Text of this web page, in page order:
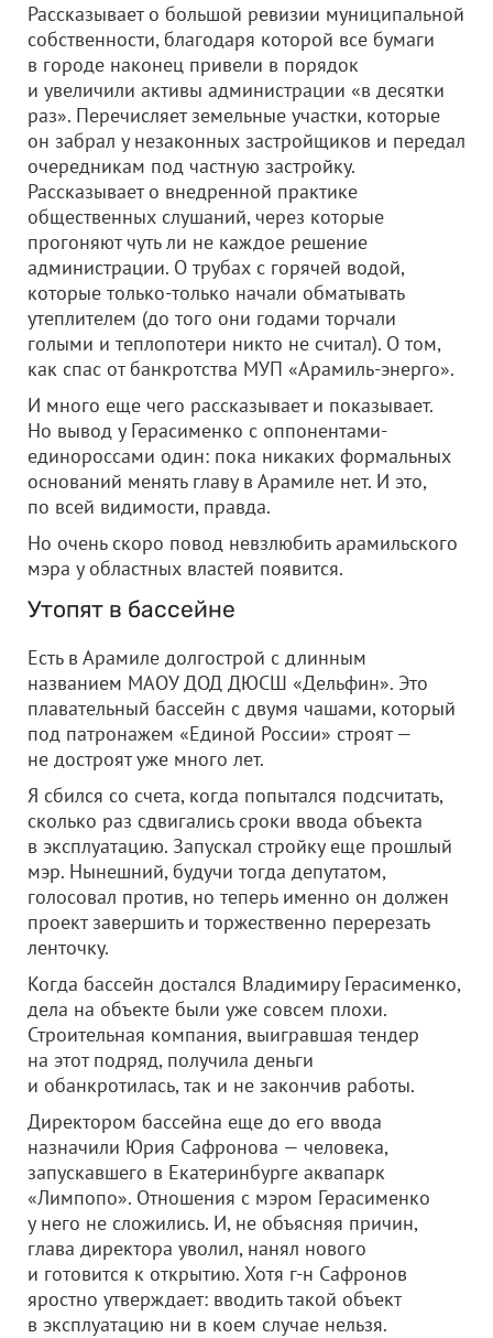
Рассказывает о большой ревизии муниципальной
собственности, благодаря которой все бумаги
в городе наконец привели в порядок
и увеличили активы администрации «в десятки
раз». Перечисляет земельные участки, которые
он забрал у незаконных застройщиков и передал
очередникам под частную застройку.
Рассказывает о внедренной практике
общественных слушаний, через которые
прогоняют чуть ли не каждое решение
администрации. О трубах с горячей водой,
которые только-только начали обматывать
утеплителем (до того они годами торчали
голыми и теплопотери никто не считал). О том,
как спас от банкротства МУП «Арамиль-энерго».
И много еще чего рассказывает и показывает.
Но вывод у Герасименко с оппонентами-
единороссами один: пока никаких формальных
оснований менять главу в Арамиле нет. И это,
по всей видимости, правда.
Но очень скоро повод невзлюбить арамильского
мэра у областных властей появится.
Утопят в бассейне
Есть в Арамиле долгострой с длинным
названием МАОУ ДОД ДЮСШ «Дельфин». Это
плавательный бассейн с двумя чашами, который
под патронажем «Единой России» строят —
не достроят уже много лет.
Я сбился со счета, когда попытался подсчитать,
сколько раз сдвигались сроки ввода объекта
в эксплуатацию. Запускал стройку еще прошлый
мэр. Нынешний, будучи тогда депутатом,
голосовал против, но теперь именно он должен
проект завершить и торжественно перерезать
ленточку.
Когда бассейн достался Владимиру Герасименко,
дела на объекте были уже совсем плохи.
Строительная компания, выигравшая тендер
на этот подряд, получила деньги
и обанкротилась, так и не закончив работы.
Директором бассейна еще до его ввода
назначили Юрия Сафронова — человека,
запускавшего в Екатеринбурге аквапарк
«Лимпопо». Отношения с мэром Герасименко
у него не сложились. И, не объясняя причин,
глава директора уволил, нанял нового
и готовится к открытию. Хотя г-н Сафронов
яростно утверждает: вводить такой объект
в эксплуатацию ни в коем случае нельзя.